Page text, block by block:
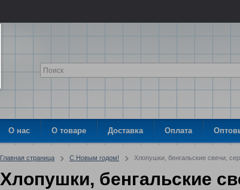
О нас О товаре Доставка Оплата
Главная страница С Новым годом! Хлопушки, бенгальские свечи,
Хлопушки, бенгальские